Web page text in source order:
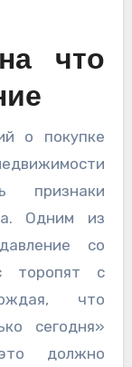
что
о покупке
признаки
Одним из
со
торопят с
что
сегодня»
должно